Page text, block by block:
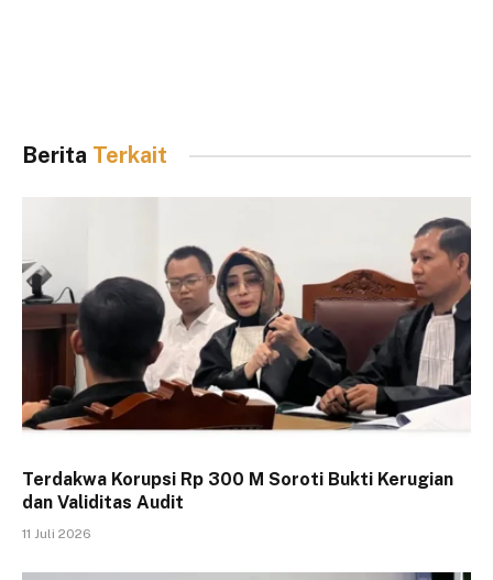
Berita Terkait
Terdakwa Korupsi Rp 300 M Soroti Bukti Kerugian
dan Validitas Audit
11 Juli 2026